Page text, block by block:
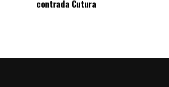
contrada Cutura